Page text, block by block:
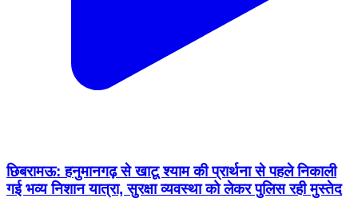
छिबरामऊ: हनुमानगढ़ से खाटू श्याम की प्रार्थना से पहले निकाली
गई भव्य निशान यात्रा, सुरक्षा व्यवस्था को लेकर पुलिस रही मुस्तेद